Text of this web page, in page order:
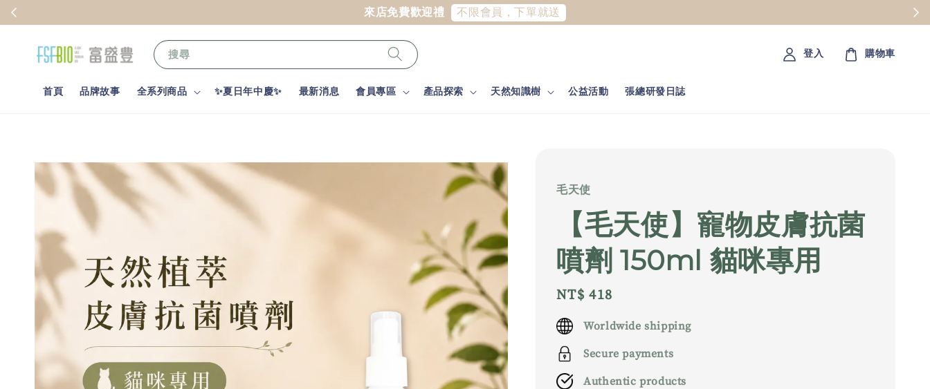
，下單就送 LINE好友限
搜尋
首頁 品牌故事 全系列商品 ✨夏日年中慶✨ 最新消息 會員專區 產品探索 天然知識樹 公益活動 張總研發日誌
登入 購物車
毛天使
【毛天使】寵物皮膚抗菌
噴劑 150ml 貓咪專用
Regular
price
NT$ 418
Worldwide shipping
Secure payments
Authentic products